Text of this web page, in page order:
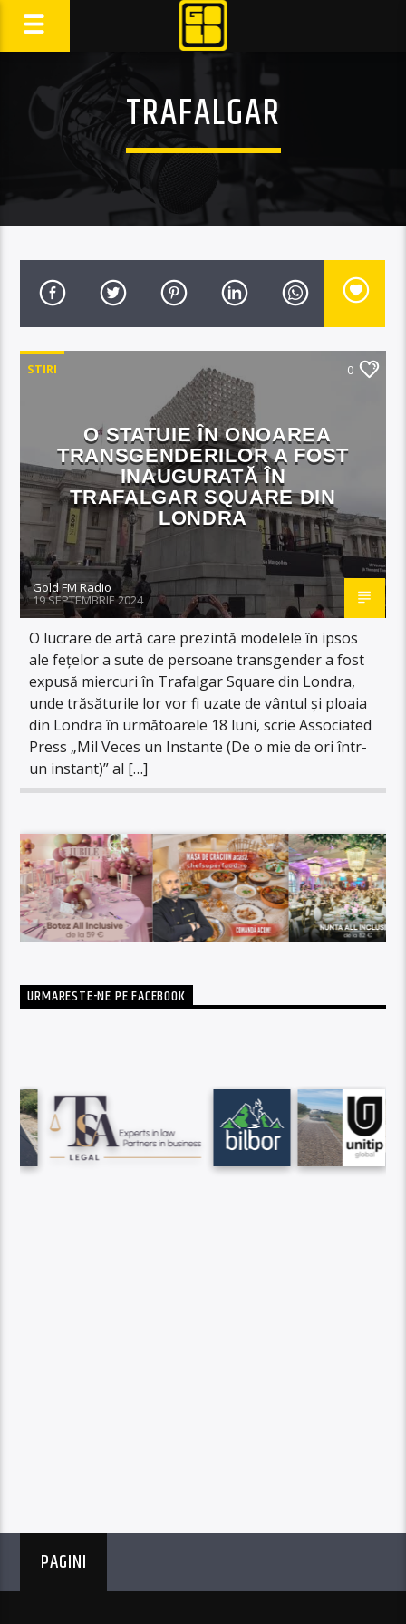
TRAFALGAR
STIRI 0
O STATUIE ÎN ONOAREA
TRANSGENDERILOR A FOST
INAUGURATĂ ÎN
TRAFALGAR SQUARE DIN
LONDRA
Gold FM Radio
19 SEPTEMBRIE 2024
O lucrare de artă care prezintă modelele în ipsos
ale fețelor a sute de persoane transgender a fost
expusă miercuri în Trafalgar Square din Londra,
unde trăsăturile lor vor fi uzate de vântul și ploaia
din Londra în următoarele 18 luni, scrie Associated
Press „Mil Veces un Instante (De o mie de ori într-
un instant)” al […]
URMARESTE-NE PE FACEBOOK
PAGINI